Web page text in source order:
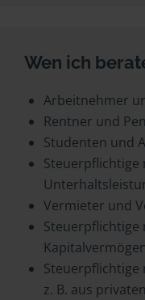
Wen ich
Arbeitnehmer
Rentner und
Studenten und
Steuerpflichtige
Vermieter und
Steuerpflichtige
Steuerpflichtige
z. B. aus